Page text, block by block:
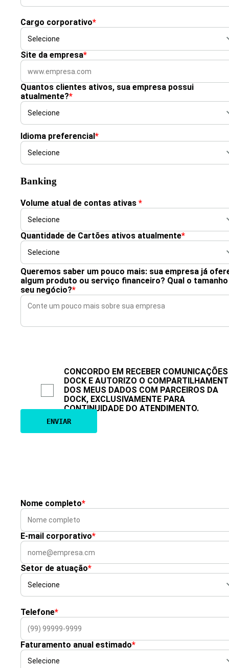
Cargo corporativo*
Site da empresa*
Quantos clientes ativos, sua empresa possui
atualmente?*
Idioma preferencial*
Banking
Volume atual de contas ativas *
Quantidade de Cartões ativos atualmente*
Queremos saber um pouco mais: sua empresa já
algum produto ou serviço financeiro? Qual o
seu negócio?*
CONCORDO EM RECEBER
DOCK E AUTORIZO O
DOS MEUS DADOS COM PARCEIROS DA
DOCK, EXCLUSIVAMENTE PARA
CONTINUIDADE DO ATENDIMENTO.
Nome completo*
E-mail corporativo*
Setor de atuação*
Telefone*
Faturamento anual estimado*